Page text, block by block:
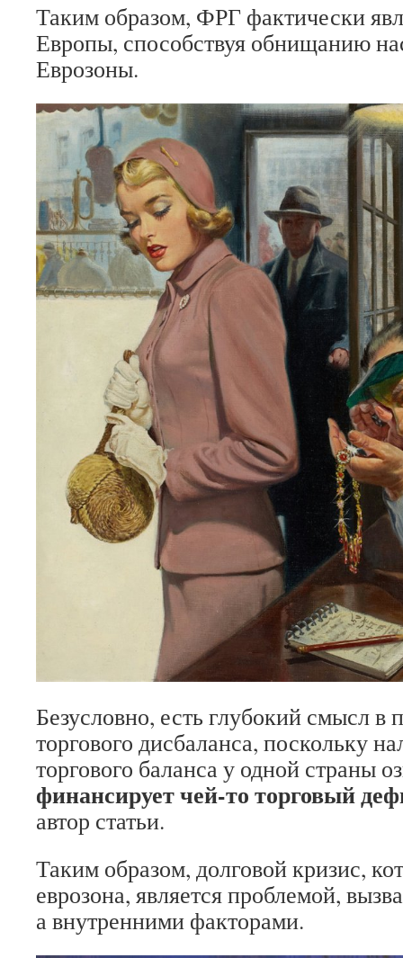
Таким образом, ФРГ фактически
Европы, способствуя обнищанию
Еврозоны.
Безусловно, есть глубокий смысл в
торгового дисбаланса, поскольку
торгового баланса у одной страны
финансирует чей-то торговый
автор статьи.
Таким образом, долговой кризис,
еврозона, является проблемой,
а внутренними факторами.